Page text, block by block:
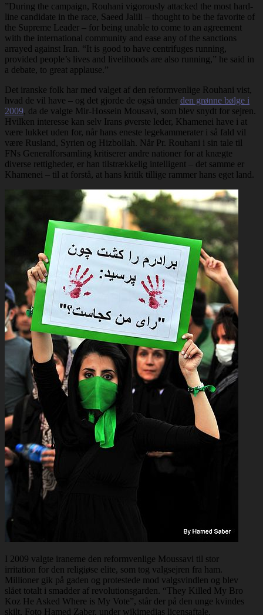
”During the campaign, Rouhani vigorously attacked the most hard-
line candidate in the race, Saeed Jalili – thought to be the favorite of
the Supreme Leader – for being unable to come to an agreement
with the international community and ease any of the sanctions
arrayed against Iran. “It is good to have centrifuges running,
provided people’s lives and livelihoods are also running,” he said in
a debate, to great applause.”
Det iranske folk har med valget af den reformvenlige Rouhani vist,
hvad de vil have – og det gjorde de også under den grønne bølge i
2009, da de valgte Mir-Hossein Mousavi, som blev snydt for sejren.
Hvilken interesse kan selv Irans øverste leder, Khamenei have i at
være lukket uden for, når hans eneste legekammerater i så fald vil
være Rusland, Syrien og Hizbollah. Når Pr. Rouhani i sin tale til
FNs Generalforsamling kritiserer andre nationer for at knægte
diverse rettigheder, er han tilstrækkelig intelligent – det samme er
Khamenei – til at forstå, at hans kritik tillige rammer hans eget land.
I 2009 valgte iranerne den reformvenlige Moussavi til stor
irritation for den religiøse elite, som tog valgsejren fra ham.
Millioner gik på gaden og protestede mod valgsvindlen og blev
slået totalt i smadder af revolutionsgarden. “They Killed My Bro
Koz He Asked Where is My Vote”, står der på den unge kvindes
skilt. Foto Hamed Zaber, under wikimedias licensaftale.